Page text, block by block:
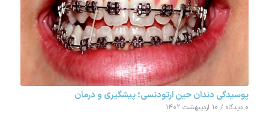
پوسیدگی دندان حین ارتودنسی؛ پیشگیری و درمان
۰ دیدگاه / ۱۰ اردیبهشت ۱۴۰۲